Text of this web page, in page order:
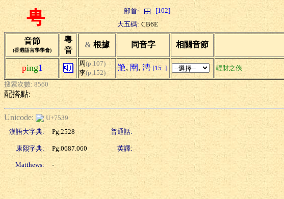
甹 部首: [102]
大五碼: CB6E
音節
(香港語言學學會)
粵
音
& 根據 同音字 相關音節
ping1 周(p.107)
李(p.152)
艵, 閛, 涄 [15..] 輕財之俠
搜索次數: 8560
配搭點:
Unicode:
U+7539
漢語大字典:
Pg.2528 普通話:
康熙字典: Pg.0687.060 英譯:
Matthews: -